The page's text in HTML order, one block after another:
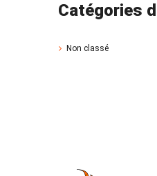
Catégories
Non classé